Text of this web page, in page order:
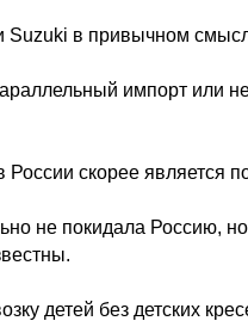
Suzuki в привычном
импорт или
скорее является
не покидала Россию,
детей без детских